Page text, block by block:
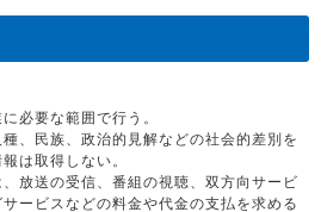
必要な範囲で行う。
、民族、政治的見解などの社会的差別を
は取得しない。
放送の受信、番組の視聴、双方向サービ
ービスなどの料金や代金の支払を求める